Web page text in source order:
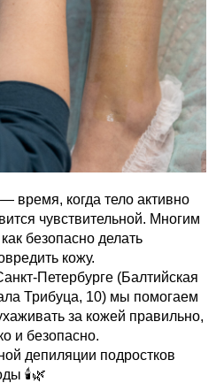
время, когда тело активно
чувствительной. Многим
безопасно делать
кожу.
Петербурге (Балтийская
Трибуца, 10) мы помогаем
за кожей правильно,
и безопасно.
депиляции подростков
🕯🌿